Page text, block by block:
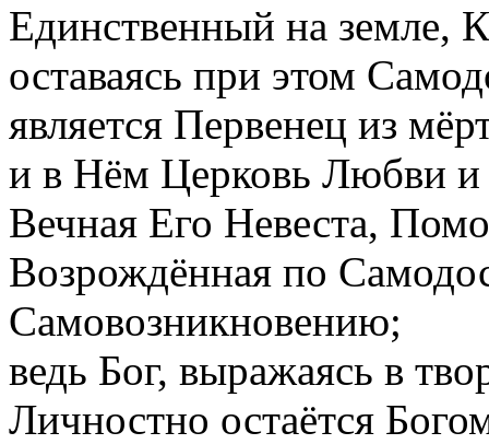
Единственный на земле,
оставаясь при этом
является Первенец из
и в Нём Церковь Любви
Вечная Его Невеста,
Возрождённая по
Самовозникновению;
ведь Бог, выражаясь в
Личностно остаётся